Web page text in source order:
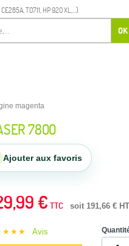
T0711, HP 920 XL,...)
OK
magenta
7800
Ajouter aux favoris
€ TTC soit 191,66 € HT
Avis